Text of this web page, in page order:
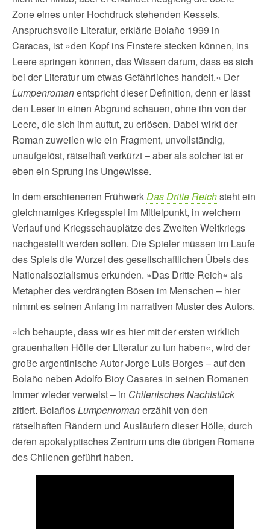
Zone eines unter Hochdruck stehenden Kessels.
Anspruchsvolle Literatur, erklärte Bolaño 1999 in
Caracas, ist »den Kopf ins Finstere stecken können, ins
Leere springen können, das Wissen darum, dass es sich
bei der Literatur um etwas Gefährliches handelt.« Der
Lumpenromanentspricht dieser Definition, denn er lässt
den Leser in einen Abgrund schauen, ohne ihn von der
Leere, die sich ihm auftut, zu erlösen. Dabei wirkt der
Roman zuweilen wie ein Fragment, unvollständig,
unaufgelöst, rätselhaft verkürzt – aber als solcher ist er
eben ein Sprung ins Ungewisse.
In dem erschienenen FrühwerkDas Dritte Reichsteht ein
gleichnamiges Kriegsspiel im Mittelpunkt, in welchem
Verlauf und Kriegsschauplätze des Zweiten Weltkriegs
nachgestellt werden sollen. Die Spieler müssen im Laufe
des Spiels die Wurzel des gesellschaftlichen Übels des
Nationalsozialismus erkunden. »Das Dritte Reich« als
Metapher des verdrängten Bösen im Menschen – hier
nimmt es seinen Anfang im narrativen Muster des Autors.
»Ich behaupte, dass wir es hier mit der ersten wirklich
grauenhaften Hölle der Literatur zu tun haben«, wird der
große argentinische Autor Jorge Luis Borges – auf den
Bolaño neben Adolfo Bioy Casares in seinen Romanen
immer wieder verweist – in Chilenisches Nachtstück
zitiert. BolañosLumpenromanerzählt von den
rätselhaften Rändern und Ausläufern dieser Hölle, durch
deren apokalyptisches Zentrum uns die übrigen Romane
des Chilenen geführt haben.